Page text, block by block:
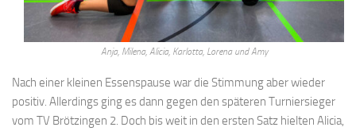
Anja, Milena, Alicia, Karlotta, Lorena und Amy
Nach einer kleinen Essenspause war die Stimmung aber wieder
positiv. Allerdings ging es dann gegen den späteren Turniersieger
vom TV Brötzingen 2. Doch bis weit in den ersten Satz hielten Alicia,